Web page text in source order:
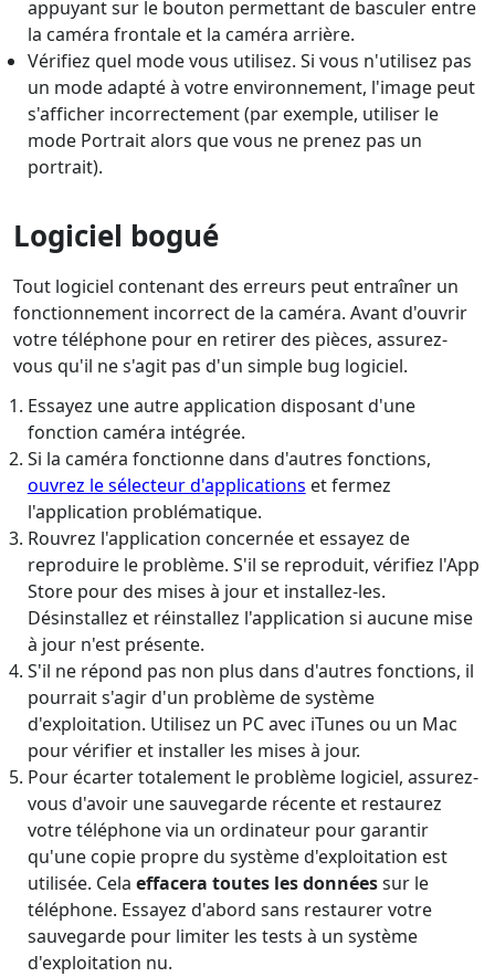
appuyant sur le bouton permettant de basculer entre
la caméra frontale et la caméra arrière.
Vérifiez quel mode vous utilisez. Si vous n'utilisez pas
un mode adapté à votre environnement, l'image peut
s'afficher incorrectement (par exemple, utiliser le
mode Portrait alors que vous ne prenez pas un
portrait).
Logiciel bogué
Tout logiciel contenant des erreurs peut entraîner un
fonctionnement incorrect de la caméra. Avant d'ouvrir
votre téléphone pour en retirer des pièces, assurez-
vous qu'il ne s'agit pas d'un simple bug logiciel.
Essayez une autre application disposant d'une
fonction caméra intégrée.
Si la caméra fonctionne dans d'autres fonctions,
ouvrez le sélecteur d'applications et fermez
l'application problématique.
Rouvrez l'application concernée et essayez de
reproduire le problème. S'il se reproduit, vérifiez l'App
Store pour des mises à jour et installez-les.
Désinstallez et réinstallez l'application si aucune mise
à jour n'est présente.
S'il ne répond pas non plus dans d'autres fonctions, il
pourrait s'agir d'un problème de système
d'exploitation. Utilisez un PC avec iTunes ou un Mac
pour vérifier et installer les mises à jour.
Pour écarter totalement le problème logiciel, assurez-
vous d'avoir une sauvegarde récente et restaurez
votre téléphone via un ordinateur pour garantir
qu'une copie propre du système d'exploitation est
utilisée. Cela effacera toutes les donnéessur le
téléphone. Essayez d'abord sans restaurer votre
sauvegarde pour limiter les tests à un système
d'exploitation nu.